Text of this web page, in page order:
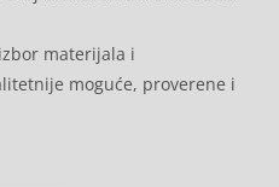
materijala i
moguće, proverene i